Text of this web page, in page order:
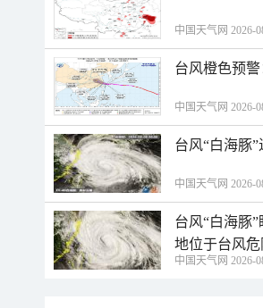
中国天气网 2026-
台风橙色预
中国天气网 2026-
台风“白海豚
中国天气网 2026-
台风“白海豚
地位于台风危
中国天气网 2026-